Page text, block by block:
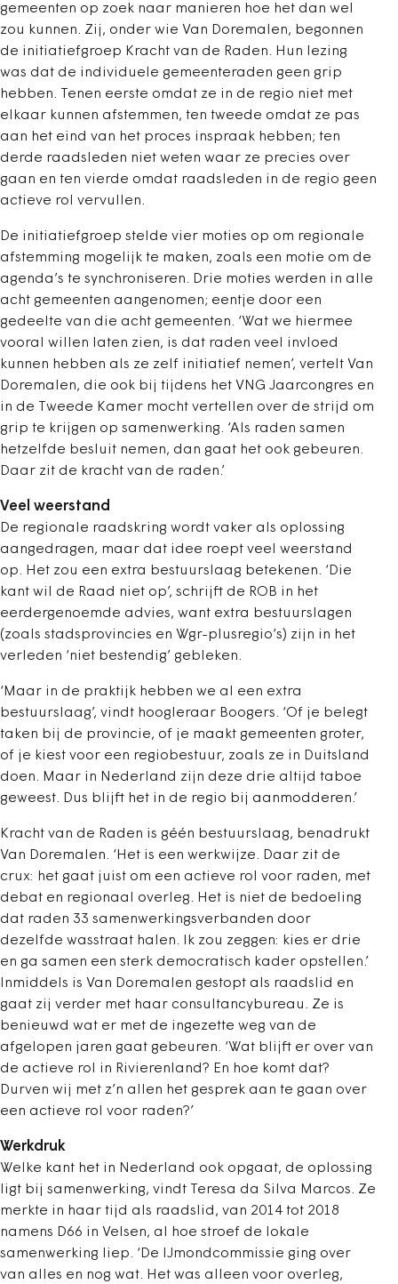
gemeenten op zoek naar manieren hoe het dan wel
zou kunnen. Zij, onder wie Van Doremalen, begonnen
de initiatiefgroep Kracht van de Raden. Hun lezing
was dat de individuele gemeenteraden geen grip
hebben. Tenen eerste omdat ze in de regio niet met
elkaar kunnen afstemmen, ten tweede omdat ze pas
aan het eind van het proces inspraak hebben; ten
derde raadsleden niet weten waar ze precies over
gaan en ten vierde omdat raadsleden in de regio geen
actieve rol vervullen.
De initiatiefgroep stelde vier moties op om regionale
afstemming mogelijk te maken, zoals een motie om de
agenda’s te synchroniseren. Drie moties werden in alle
acht gemeenten aangenomen; eentje door een
gedeelte van die acht gemeenten. ‘Wat we hiermee
vooral willen laten zien, is dat raden veel invloed
kunnen hebben als ze zelf initiatief nemen’, vertelt Van
Doremalen, die ook bij tijdens het VNG Jaarcongres en
in de Tweede Kamer mocht vertellen over de strijd om
grip te krijgen op samenwerking. ‘Als raden samen
hetzelfde besluit nemen, dan gaat het ook gebeuren.
Daar zit de kracht van de raden.’
Veel weerstand
De regionale raadskring wordt vaker als oplossing
aangedragen, maar dat idee roept veel weerstand
op. Het zou een extra bestuurslaag betekenen. ‘Die
kant wil de Raad niet op’, schrijft de ROB in het
eerdergenoemde advies, want extra bestuurslagen
(zoals stadsprovincies en Wgr-plusregio’s) zijn in het
verleden ‘niet bestendig’ gebleken.
‘Maar in de praktijk hebben we al een extra
bestuurslaag’, vindt hoogleraar Boogers. ‘Of je belegt
taken bij de provincie, of je maakt gemeenten groter,
of je kiest voor een regiobestuur, zoals ze in Duitsland
doen. Maar in Nederland zijn deze drie altijd taboe
geweest. Dus blijft het in de regio bij aanmodderen.’
Kracht van de Raden is géén bestuurslaag, benadrukt
Van Doremalen. ‘Het is een werkwijze. Daar zit de
crux: het gaat juist om een actieve rol voor raden, met
debat en regionaal overleg. Het is niet de bedoeling
dat raden 33 samenwerkingsverbanden door
dezelfde wasstraat halen. Ik zou zeggen: kies er drie
en ga samen een sterk democratisch kader opstellen.’
Inmiddels is Van Doremalen gestopt als raadslid en
gaat zij verder met haar consultancybureau. Ze is
benieuwd wat er met de ingezette weg van de
afgelopen jaren gaat gebeuren. ‘Wat blijft er over van
de actieve rol in Rivierenland? En hoe komt dat?
Durven wij met z’n allen het gesprek aan te gaan over
een actieve rol voor raden?’
Werkdruk
Welke kant het in Nederland ook opgaat, de oplossing
ligt bij samenwerking, vindt Teresa da Silva Marcos. Ze
merkte in haar tijd als raadslid, van 2014 tot 2018
namens D66 in Velsen, al hoe stroef de lokale
samenwerking liep. ‘De IJmondcommissie ging over
van alles en nog wat. Het was alleen voor overleg,